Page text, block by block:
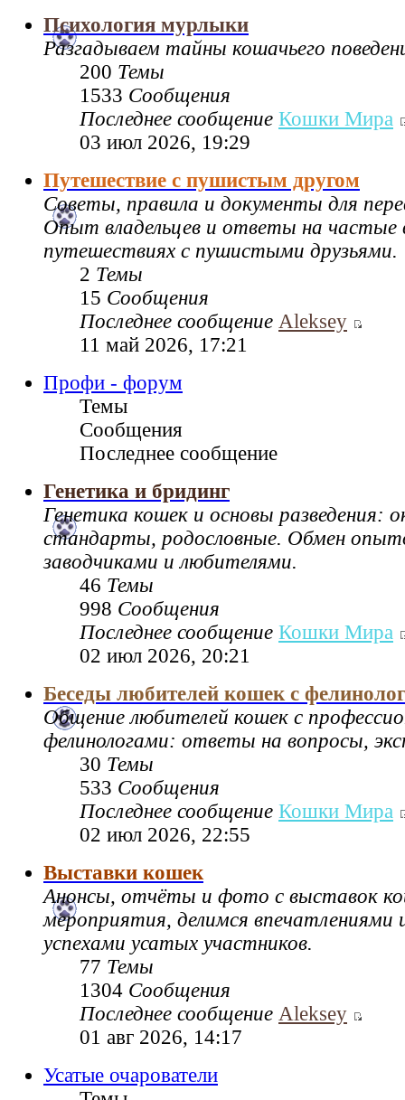
Психология мурлыки
Разгадываем тайны кошачьего
200 Темы
1533 Сообщения
Последнее сообщение Кошки Мира
03 июл 2026, 19:29
Путешествие с пушистым другом
Советы, правила и документы для
Опыт владельцев и ответы на частые
путешествиях с пушистыми друзьями.
2 Темы
15 Сообщения
Последнее сообщение Aleksey
11 май 2026, 17:21
Профи - форум
Темы
Сообщения
Последнее сообщение
Генетика и бридинг
Генетика кошек и основы разведения:
стандарты, родословные. Обмен
заводчиками и любителями.
46 Темы
998 Сообщения
Последнее сообщение Кошки Мира
02 июл 2026, 20:21
Беседы любителей кошек с
Общение любителей кошек с
фелинологами: ответы на вопросы,
30 Темы
533 Сообщения
Последнее сообщение Кошки Мира
02 июл 2026, 22:55
Выставки кошек
Анонсы, отчёты и фото с выставок
мероприятия, делимся впечатлениями
успехами усатых участников.
77 Темы
1304 Сообщения
Последнее сообщение Aleksey
01 авг 2026, 14:17
Усатые очарователи